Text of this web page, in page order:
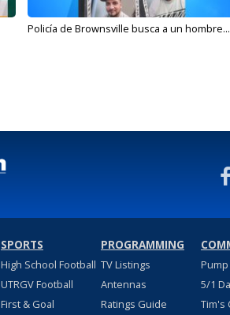
Policía de Brownsville busca a un hombre...
SPORTS
High School Football
UTRGV Football
First & Goal
PROGRAMMING
TV Listings
Antennas
Ratings Guide
5/1
Tim's